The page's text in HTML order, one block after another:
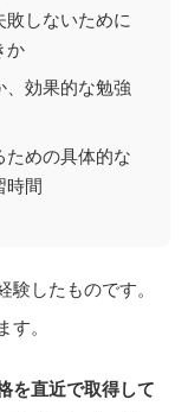
しないために
か
効果的な勉強
めの具体的な
時間
したものです。
。
を直近で取得して